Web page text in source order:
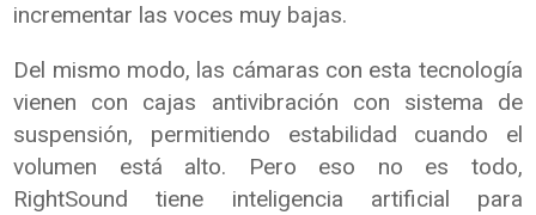
incrementar las voces muy bajas.
Del mismo modo, las cámaras con esta tecnología
vienen con cajas antivibración con sistema de
suspensión, permitiendo estabilidad cuando el
volumen está alto. Pero eso no es todo,
RightSound tiene inteligencia artificial para